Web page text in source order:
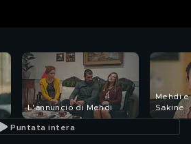
L'annuncio di Mehdi
Mehdi
Sakine
Puntata intera